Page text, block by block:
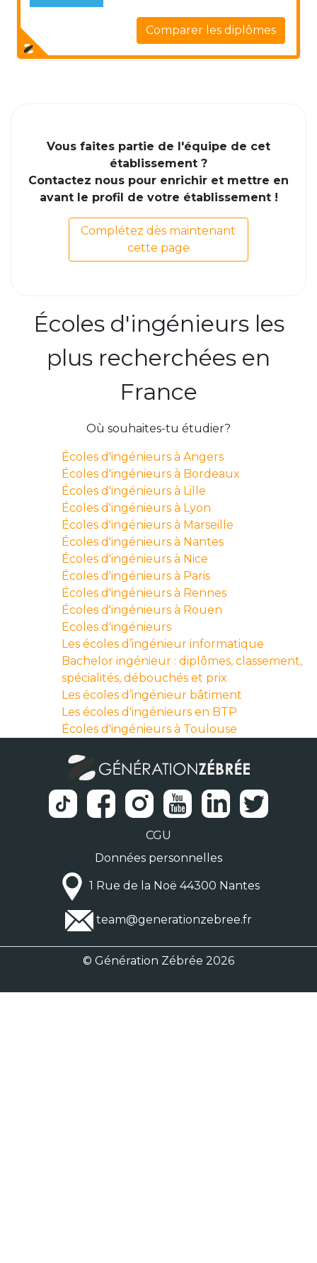
Comparer les diplômes
Vous faites partie de l'équipe de cet
établissement ?
Contactez nous pour enrichir et mettre en
avant le profil de votre établissement !
Complétez dès maintenant
cette page
Écoles d'ingénieurs les
plus recherchées en
France
Où souhaites-tu étudier?
Écoles d'ingénieurs à Angers
Écoles d'ingénieurs à Bordeaux
Écoles d'ingénieurs à Lille
Écoles d'ingénieurs à Lyon
Écoles d'ingénieurs à Marseille
Écoles d'ingénieurs à Nantes
Écoles d'ingénieurs à Nice
Écoles d'ingénieurs à Paris
Écoles d'ingénieurs à Rennes
Écoles d'ingénieurs à Rouen
Ecoles d'ingénieurs
Les écoles d’ingénieur informatique
Bachelor ingénieur : diplômes, classement,
spécialités, débouchés et prix
Les écoles d’ingénieur bâtiment
Les écoles d'ingénieurs en BTP
Écoles d'ingénieurs à Toulouse
CGU
Données personnelles
1 Rue de la Noë 44300 Nantes
team@generationzebree.fr
© Génération Zébrée 2026